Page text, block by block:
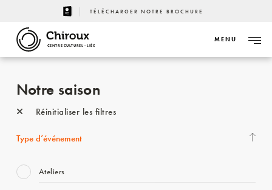
TÉLÉCHARGER NOTRE BROCHURE
CENTRE CULTUREL - LIÈGE
MENU
Notre saison
Réinitialiser les filtres
Type d’événement
Ateliers